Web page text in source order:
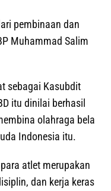
pembinaan dan
Muhammad Salim
sebagai Kasubdit
itu dinilai berhasil
olahraga bela
Indonesia itu.
atlet merupakan
dan kerja keras